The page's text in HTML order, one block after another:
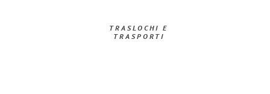
TRASLOCHI E
TRASPORTI​